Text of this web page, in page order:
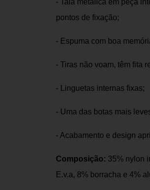
- Tala metálica em peça
pontos de fixação;
- Espuma com boa
- Tiras não voam, têm fita
- Linguetas internas fixas;
- Uma das botas mais
- Acabamento e design
Composição: 35% nylon
E.v.a, 8% borracha e 4%